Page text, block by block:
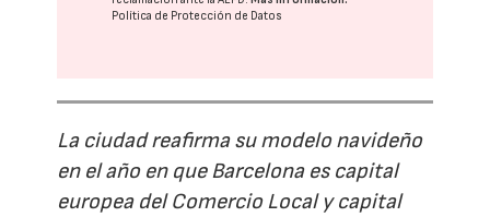
Política de Protección de Datos
La ciudad reafirma su modelo navideño
en el año en que Barcelona es capital
europea del Comercio Local y capital